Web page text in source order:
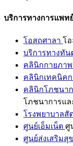
บริการทางการแพท
โอสถศาลา โ
บริการทางทัน
คลินิกกายภา
คลินิกเทคนิค
คลินิกโภชนา
โภชนาการแ
โรงพยาบาลสั
ศูนย์เอ็มเน็ต ศู
ศูนย์ส่งเสริมสุ